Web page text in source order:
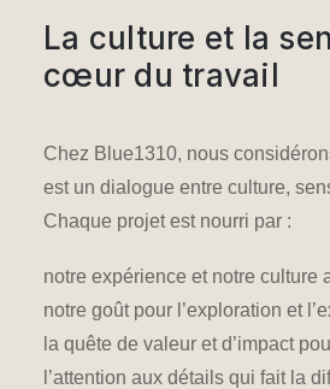
La culture et la
cœur du travail
Chez Blue1310, nous
est un dialogue entre culture,
Chaque projet est nourri par :
notre expérience et notre culture
notre goût pour l’exploration et
la quête de valeur et d’impact
l’attention aux détails qui fait la